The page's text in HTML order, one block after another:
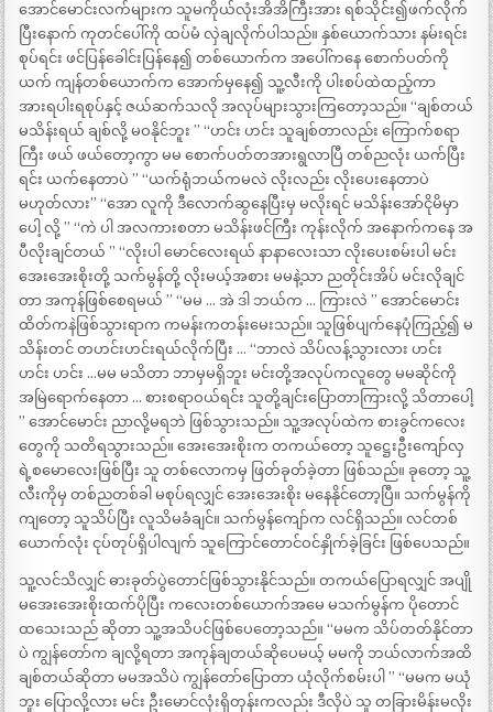
အောင်မောင်းလက်များက သူမကိုယ်လုံးအိအိကြီးအား ရစ်သိုင်း၍ဖက်လိုက်
ပြီးနောက် ကုတင်ပေါ်ကို ထပ်မံ လှဲချလိုက်ပါသည်။ နှစ်ယောက်သား နမ်းရင်း
စုပ်ရင်း ဖင်ပြန်ခေါင်းပြန်နေ၍ တစ်ယောက်က အပေါ်ကနေ စောက်ပတ်ကို
ယက် ကျန်တစ်ယောက်က အောက်မှနေ၍ သူ့လီးကို ပါးစပ်ထဲထည့်ကာ
အားရပါးရစုပ်နှင့် ဇယ်ဆက်သလို အလုပ်များသွားကြတော့သည်။ “ချစ်တယ်
မသိန်းရယ် ချစ်လို့ မဝနိုင်ဘူး ” “ဟင်း ဟင်း သူချစ်တာလည်း ကြောက်စရာ
ကြီး ဖယ် ဖယ်တော့ကွာ မမ စောက်ပတ်တအားရွလာပြီ တစ်ညလုံး ယက်ပြီး
ရင်း ယက်နေတာပဲ ” “ယက်ရုံဘယ်ကမလဲ လိုးလည်း လိုးပေးနေတာပဲ
မဟုတ်လား” “အော လူကို ဒီလောက်ဆွနေပြီးမှ မလိုးရင် မသိန်းအော်ငိုမိမှာ
ပေါ့ လို့ ” “ကဲ ပါ အလကားစတာ မသိန်းဖင်ကြီး ကုန်းလိုက် အနောက်ကနေ အ
ပီလိုးချင်တယ် ” “လိုးပါ မောင်လေးရယ် နာနာလေးသာ လိုးပေးစမ်းပါ မင်း
အေးအေးစိုးတို့ သက်မွန်တို့ လိုးမယ့်အစား မမနဲ့သာ ညတိုင်းအိပ် မင်းလိုချင်
တာ အကုန်ဖြစ်စေရမယ် ” “မမ … အဲ ဒါ ဘယ်က … ကြားလဲ ” အောင်မောင်း
ထိတ်ကနဲဖြစ်သွားရာက ကမန်းကတန်းမေးသည်။ သူဖြစ်ပျက်နေပုံကြည့်၍ မ
သိန်းတင် တဟင်းဟင်းရယ်လိုက်ပြီး … “ဘာလဲ သိပ်လန့်သွားလား ဟင်း
ဟင်း ဟင်း …မမ မသိတာ ဘာမှမရှိဘူး မင်းတို့အလုပ်ကလူတွေ မမဆိုင်ကို
အမြဲရောက်နေတာ … စားစရာဝယ်ရင်း သူတို့ချင်းပြောတာကြားလို့ သိတာပေါ့
” အောင်မောင်း ညာလို့မရဘဲ ဖြစ်သွားသည်။ သူ့အလုပ်ထဲက စားခွင်ကလေး
တွေကို သတိရသွားသည်။ အေးအေးစိုးက တကယ်တော့ သူဋ္ဌေးဦးကျော်လှ
ရဲ့စမောလေးဖြစ်ပြီး သူ တစ်လောကမှ ဖြတ်ခုတ်ခဲ့တာ ဖြစ်သည်။ ခုတော့ သူ့
လီးကိုမှ တစ်ညတစ်ခါ မစုပ်ရလျှင် အေးအေးစိုး မနေနိုင်တော့ပြီ။ သက်မွန်ကို
ကျတော့ သူသိပ်ပြီး လူသိမခံချင်။ သက်မွန်ကျော်က လင်ရှိသည်။ လင်တစ်
ယောက်လုံး ငုပ်တုပ်ရှိပါလျက် သူကြောင်တောင်ဝင်နှိုက်ခဲ့ခြင်း ဖြစ်ပေသည်။
သူ့လင်သိလျှင် ဓားခုတ်ပွဲတောင်ဖြစ်သွားနိုင်သည်။ တကယ်ပြောရလျှင် အပျို
မအေးအေးစိုးထက်ပိုပြီး ကလေးတစ်ယောက်အမေ မသက်မွန်က ပိုတောင်
ထသေးသည် ဆိုတာ သူ့အသိပင်ဖြစ်ပေတော့သည်။ “မမက သိပ်တတ်နိုင်တာ
ပဲ ကျွန်တော်က ချလို့ရတာ အကုန်ချတယ်ဆိုပေမယ့် မမကို ဘယ်လာက်အထိ
ချစ်တယ်ဆိုတာ မမအသိပဲ ကျွန်တော်ပြောတာ ယုံလိုက်စမ်းပါ ” “မမက မယုံ
ဘူး ပြောလို့လား မင်း ဦးမောင်လုံးရှိတုန်းကလည်း ဒီလိုပဲ သူ တခြားမိန်းမလိုး